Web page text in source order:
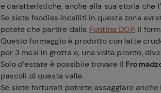
e caratteristiche, anche alla sua storia che
Se siete foodies incalliti in questa zona
potete che partire dalla Fontina DOP, il
Questo formaggio è prodotto con latte
per 3 mesi in grotta e, una volta pronto,
Solo d’estate è possibile trovare il
pascoli di questa valle.
Se siete fortunati potrete assaggiare anche